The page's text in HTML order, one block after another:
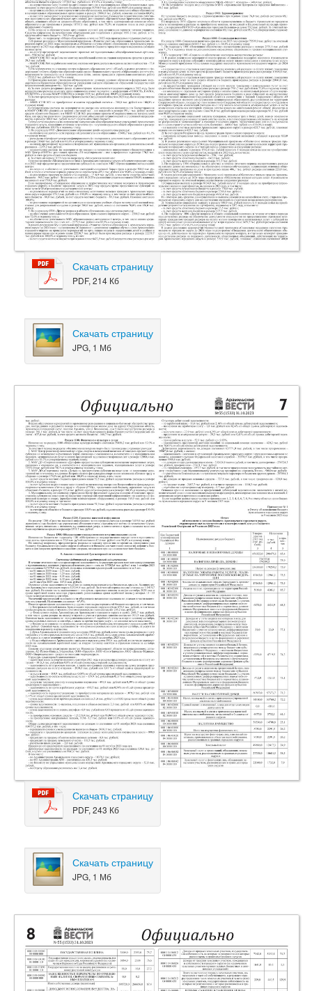
Скачать страницу
PDF, 214 Кб
Скачать страницу
JPG, 1 Мб
Скачать страницу
PDF, 243 Кб
Скачать страницу
JPG, 1 Мб